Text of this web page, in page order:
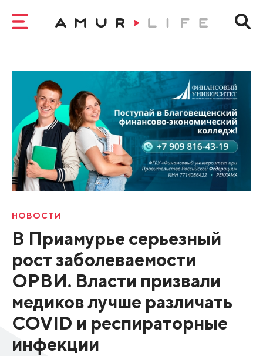
НОВОСТИ
В Приамурье серьезный
рост заболеваемости
ОРВИ. Власти призвали
медиков лучше различать
COVID и респираторные
инфекции